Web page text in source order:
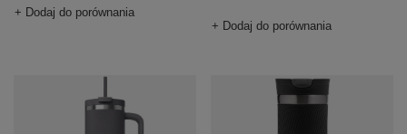
+ Dodaj do porównania
+ Dodaj do porównania